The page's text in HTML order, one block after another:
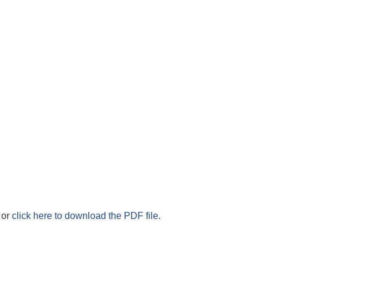
or click here to download the PDF file.